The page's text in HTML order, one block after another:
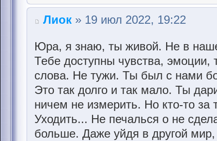
Лиок » 19 июл 2022, 19:22
Юра, я знаю, ты живой. Не в
Тебе доступны чувства,
слова. Не тужи. Ты был с нами
Это так долго и так мало. Ты
ничем не измерить. Но кто-то за
Уходить... Не печалься о не
больше. Даже уйдя в другой